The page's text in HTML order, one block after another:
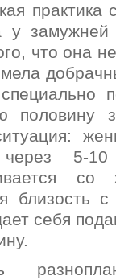
практика
у замужней
что она
половину
через 5-
со
близость
себя